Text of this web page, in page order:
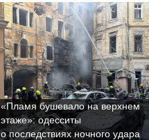
«Пламя бушевало на верхнем
этаже»: одесситы
о последствиях ночного удара